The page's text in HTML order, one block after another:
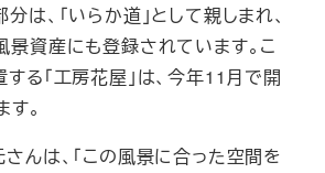
は、「いらか道」として親しまれ、
資産にも登録されています。こ
る「工房花屋」は、今年11月で開
。
んは、「この風景に合った空間を